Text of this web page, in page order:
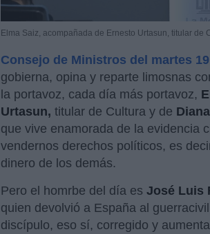
Elma Saiz, acompañada de Ernesto Urtasun, titular
Consejo de Ministros del martes
gobierna, opina y reparte limosnas
la portavoz, cada día más portavoz,
Urtasun, titular de Cultura y de
que vive enamorada de la evidencia
vendernos derechos políticos, es
dinero de los demás.
Pero el homrbe del día es José Luis
quien devolvió a España al
discípulo, eso sí, corregido y